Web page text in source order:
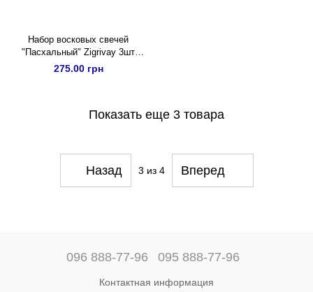
Набор восковых свечей
"Пасхальный" Zigrivay 3шт
(н09)
275.00 грн
Показать еще 3 товара
Назад 3 из 4 Вперед
096 888-77-96 095 888-77-96
Контактная информация